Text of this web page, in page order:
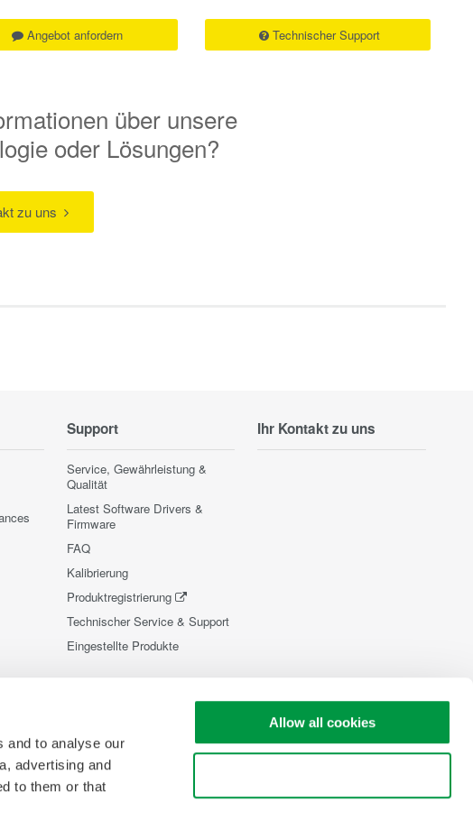
and to analyse our
advertising and
to them or that
Allow all cookies
Angebot anfordern Technischer Support
über unsere
oder Lösungen?
zu uns
Support
Service, Gewährleistung &
Qualität
Latest Software Drivers &
Firmware
FAQ
Kalibrierung
Produktregistrierung
Technischer Service & Support
Eingestellte Produkte
Ihr Kontakt zu uns